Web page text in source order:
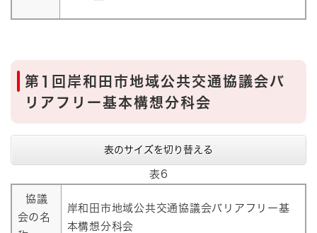
第1回岸和田市地域公共交通協議会バ
リアフリー基本構想分科会
表のサイズを切り替える
表6
協議
会の名
岸和田市地域公共交通協議会バリアフリー基
本構想分科会